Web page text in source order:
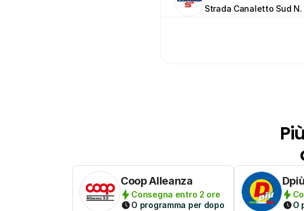
Strada Canaletto Sud N.
Coop Alleanza
Consegna entro 2 ore
O programma per dopo
Dpiù
O